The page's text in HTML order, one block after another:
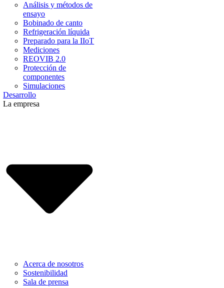
Análisis y métodos de
ensayo
Bobinado de canto
Refrigeración líquida
Preparado para la IIoT
Mediciones
REOVIB 2.0
Protección de
componentes
Simulaciones
Desarrollo
La empresa
Acerca de nosotros
Sostenibilidad
Sala de prensa